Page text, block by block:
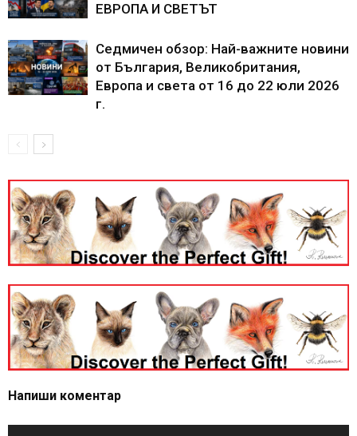
ЕВРОПА И СВЕТЪТ
Седмичен обзор: Най-важните новини
от България, Великобритания,
Европа и света от 16 до 22 юли 2026
г.
Напиши коментар